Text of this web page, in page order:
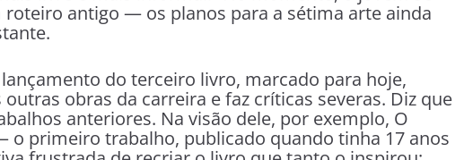
roteiro antigo — os planos para a sétima arte ainda
do terceiro livro, marcado para hoje,
obras da carreira e faz críticas severas. Diz que
anteriores. Na visão dele, por exemplo, O
primeiro trabalho, publicado quando tinha 17 anos